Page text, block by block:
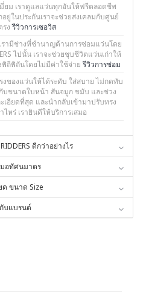
ยม เราดูแลแว่นทุกอันให้ฟรีตลอดชีพ
ยู่ในประกันเราจะช่วยส่งเคลมกับศูนย์
รงรีวิวการเซอวิส
รามีช่างที่ชำนาญด้านการซ่อมแว่นโดย
ไปนั้น เราจะช่วยชุบชีวิตแว่นเก่าให้
พิถีพิถันโดยไม่มีค่าใช้จ่ายรีวิวการซ่อม
ของแว่นให้ได้ระดับ ใส่สบาย ไม่กดทับ
บขนาดใบหน้า สันจมูก ขมับ และช่วง
เอียดที่สุด และนำกลับเข้ามาปรับทรง
หร่ เรายินดีให้บริการเสมอ
ดีกว่าอย่างไร
อทัศนมาตร
ด ขนาด Size
บแบรนด์